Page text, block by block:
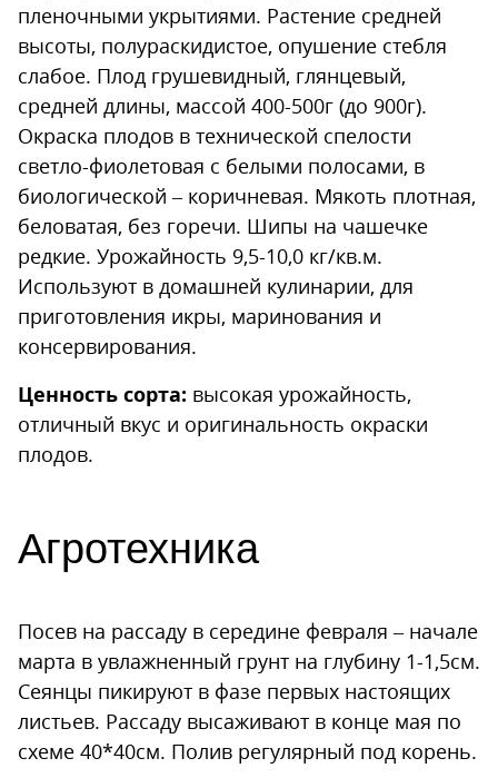
пленочными укрытиями. Растение средней
высоты, полураскидистое, опушение стебля
слабое. Плод грушевидный, глянцевый,
средней длины, массой 400-500г (до 900г).
Окраска плодов в технической спелости
светло-фиолетовая с белыми полосами, в
биологической – коричневая. Мякоть плотная,
беловатая, без горечи. Шипы на чашечке
редкие. Урожайность 9,5-10,0 кг/кв.м.
Используют в домашней кулинарии, для
приготовления икры, маринования и
консервирования.
Ценность сорта: высокая урожайность,
отличный вкус и оригинальность окраски
плодов.
Агротехника
Посев на рассаду в середине февраля – начале
марта в увлажненный грунт на глубину 1-1,5см.
Сеянцы пикируют в фазе первых настоящих
листьев. Рассаду высаживают в конце мая по
схеме 40*40см. Полив регулярный под корень.